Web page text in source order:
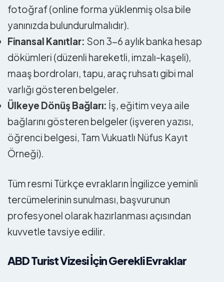
fotoğraf (online forma yüklenmiş olsa bile
yanınızda bulundurulmalıdır).
Finansal Kanıtlar: Son 3-6 aylık banka hesap
dökümleri (düzenli hareketli, imzalı-kaşeli),
maaş bordroları, tapu, araç ruhsatı gibi mal
varlığı gösteren belgeler.
Ülkeye Dönüş Bağları: İş, eğitim veya aile
bağlarını gösteren belgeler (işveren yazısı,
öğrenci belgesi, Tam Vukuatlı Nüfus Kayıt
Örneği).
Tüm resmi Türkçe evrakların İngilizce yeminli
tercümelerinin sunulması, başvurunun
profesyonel olarak hazırlanması açısından
kuvvetle tavsiye edilir.
ABD Turist Vizesi İçin Gerekli Evraklar